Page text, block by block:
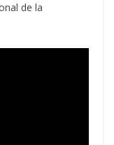
de la